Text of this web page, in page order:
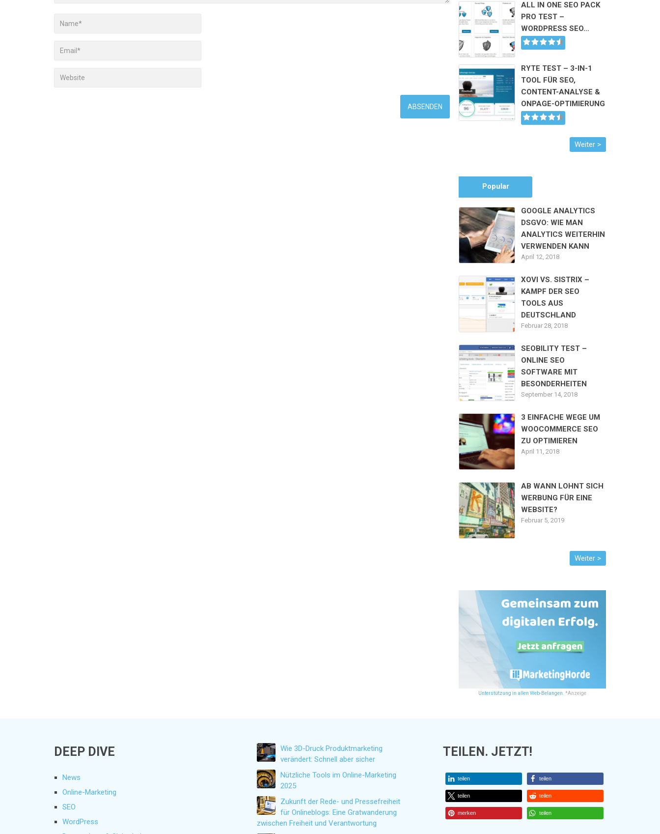
ALL IN ONE SEO PACK
PRO TEST –
WORDPRESS SEO…
RYTE TEST – 3-IN-1
TOOL FÜR SEO,
CONTENT-ANALYSE &
ONPAGE-OPTIMIERUNG
Popular
GOOGLE ANALYTICS
DSGVO: WIE MAN
ANALYTICS WEITERHIN
VERWENDEN KANN
April 12, 2018
XOVI VS. SISTRIX –
KAMPF DER SEO
TOOLS AUS
DEUTSCHLAND
Februar 28, 2018
SEOBILITY TEST –
ONLINE SEO
SOFTWARE MIT
BESONDERHEITEN
September 14, 2018
3 EINFACHE WEGE UM
WOOCOMMERCE SEO
ZU OPTIMIEREN
April 11, 2018
AB WANN LOHNT SICH
WERBUNG FÜR EINE
WEBSITE?
Februar 5, 2019
Unterstützung in allen Web-Belangen. *Anzeige
DEEP DIVE
News
Online-Marketing
SEO
WordPress
Wie 3D-Druck Produktmarketing
verändert: Schnell aber sicher
Nützliche Tools im Online-Marketing
2025
Zukunft der Rede- und Pressefreiheit
für Onlineblogs: Eine Gratwanderung
zwischen Freiheit und Verantwortung
TEILEN. JETZT!
teilen teilen
teilen teilen
merken teilen